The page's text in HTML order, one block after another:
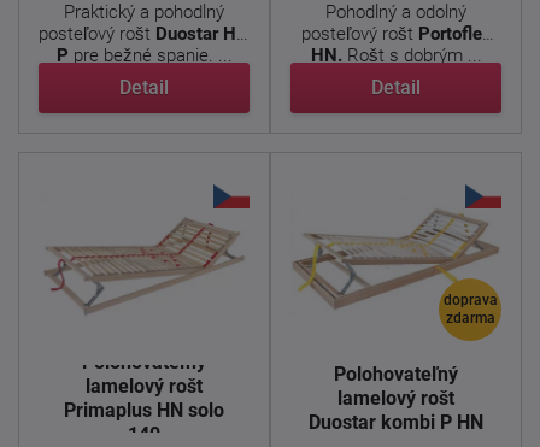
Praktický a pohodlný
posteľový rošt Duostar HN
P pre bežné spanie. ...
Detail
Pohodlný a odolný
posteľový rošt Portoflex
HN. Rošt s dobrým ...
Detail
Polohovateľný
lamelový rošt
Primaplus HN solo
140
doprava
zdarma
Polohovateľný
lamelový rošt
Duostar kombi P HN